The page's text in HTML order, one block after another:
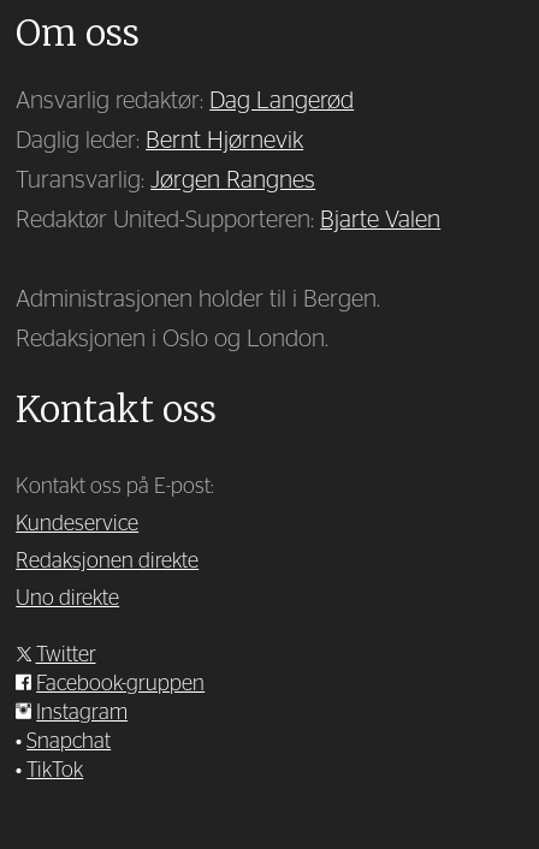
Om oss
Ansvarlig redaktør: Dag Langerød
Daglig leder: Bernt Hjørnevik
Turansvarlig:Jørgen Rangnes
Redaktør United-Supporteren: Bjarte Valen
Administrasjonen holder til i Bergen.
Redaksjonen i Oslo og London.
Kontakt oss
Kontakt oss på E-post:
Kundeservice
Redaksjonen direkte
Uno direkte
Twitter
Facebook-gruppen
Instagram
•Snapchat
•
TikTok